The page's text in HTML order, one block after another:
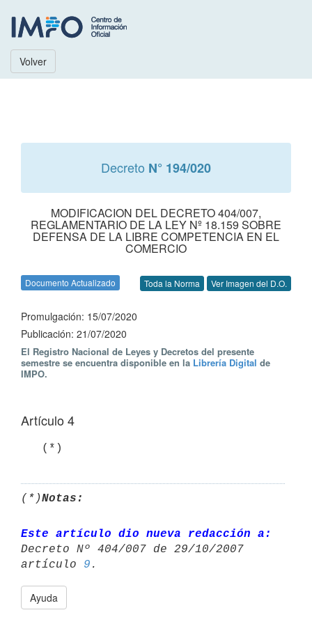
Volver
Decreto N° 194/020
MODIFICACION DEL DECRETO 404/007,
REGLAMENTARIO DE LA LEY Nº 18.159 SOBRE
DEFENSA DE LA LIBRE COMPETENCIA EN EL
COMERCIO
Documento Actualizado Toda la Norma Ver Imagen del D.O.
Promulgación: 15/07/2020
Publicación: 21/07/2020
El Registro Nacional de Leyes y Decretos del presente
semestre se encuentra disponible en la Librería Digital de
IMPO.
Artículo 4
   (*)
(*)Notas:
Este artículo dio nueva redacción a:
Decreto Nº 404/007 de 29/10/2007
artículo 9
Ayuda